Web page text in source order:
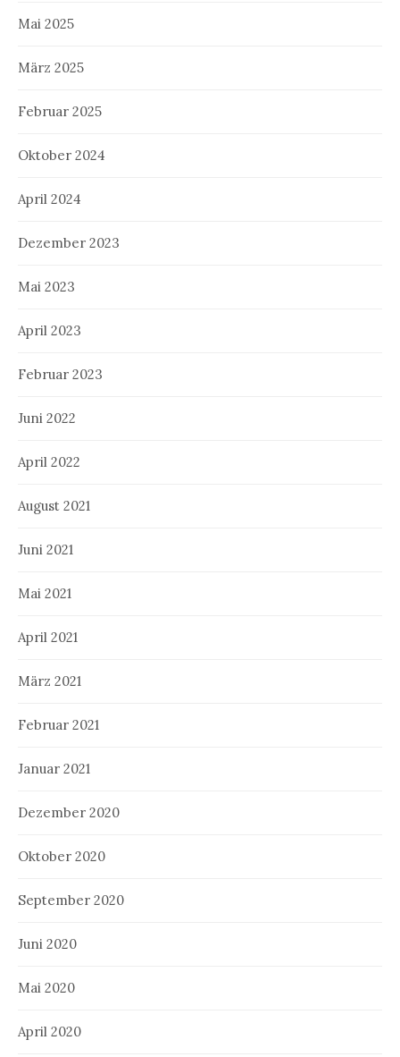
Mai 2025
März 2025
Februar 2025
Oktober 2024
April 2024
Dezember 2023
Mai 2023
April 2023
Februar 2023
Juni 2022
April 2022
August 2021
Juni 2021
Mai 2021
April 2021
März 2021
Februar 2021
Januar 2021
Dezember 2020
Oktober 2020
September 2020
Juni 2020
Mai 2020
April 2020